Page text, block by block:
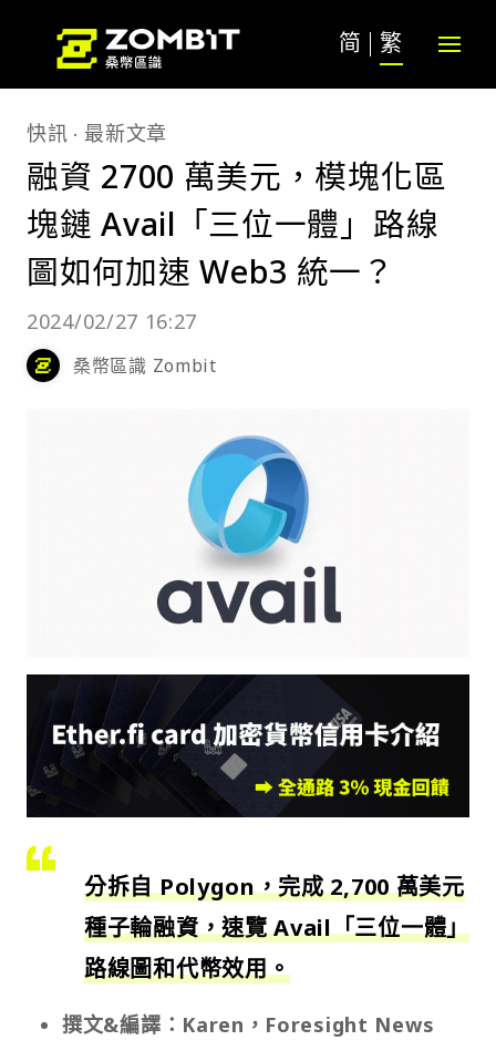
简 繁
快訊 最新文章
融資 2700 萬美元，模塊化區
塊鏈 Avail「三位一體」路線
圖如何加速 Web3 統一？
2024/02/27 16:27
桑幣區識 Zombit
分拆自 Polygon，完成 2,700 萬美元
種子輪融資，速覽 Avail「三位一體」
路線圖和代幣效用。
撰文&編譯：Karen，Foresight News